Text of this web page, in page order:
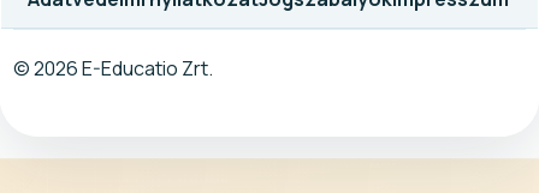
© 2026 E-Educatio Zrt.